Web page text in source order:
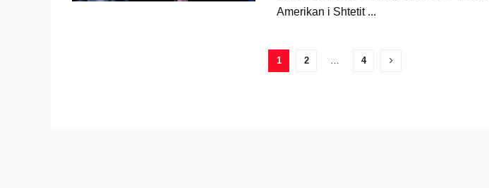
Amerikan i Shtetit ...
1 2 … 4